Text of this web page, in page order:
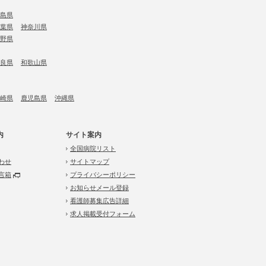
県
県
神奈川県
県
県 和歌山県
県 鹿児島県 沖縄県
せ
箱
サイト案内
全国病院リスト
サイトマップ
プライバシーポリシー
お知らせメール登録
看護師募集広告詳細
求人掲載受付フォーム